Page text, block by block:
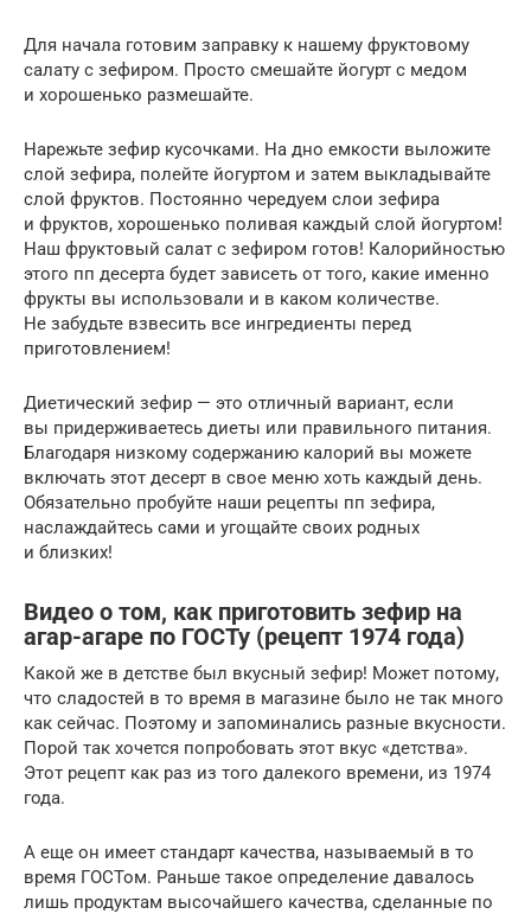
Для начала готовим заправку к нашему фруктовому
салату с зефиром. Просто смешайте йогурт с медом
и хорошенько размешайте.
Нарежьте зефир кусочками. На дно емкости выложите
слой зефира, полейте йогуртом и затем выкладывайте
слой фруктов. Постоянно чередуем слои зефира
и фруктов, хорошенько поливая каждый слой йогуртом!
Наш фруктовый салат с зефиром готов! Калорийностью
этого пп десерта будет зависеть от того, какие именно
фрукты вы использовали и в каком количестве.
Не забудьте взвесить все ингредиенты перед
приготовлением!
Диетический зефир — это отличный вариант, если
вы придерживаетесь диеты или правильного питания.
Благодаря низкому содержанию калорий вы можете
включать этот десерт в свое меню хоть каждый день.
Обязательно пробуйте наши рецепты пп зефира,
наслаждайтесь сами и угощайте своих родных
и близких!
Видео о том, как приготовить зефир на
агар-агаре по ГОСТу (рецепт 1974 года)
Какой же в детстве был вкусный зефир! Может потому,
что сладостей в то время в магазине было не так много
как сейчас. Поэтому и запоминались разные вкусности.
Порой так хочется попробовать этот вкус «детства».
Этот рецепт как раз из того далекого времени, из 1974
года.
А еще он имеет стандарт качества, называемый в то
время ГОСТом. Раньше такое определение давалось
лишь продуктам высочайшего качества, сделанные по